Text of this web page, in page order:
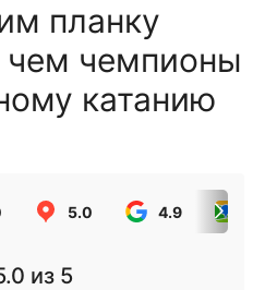
планку
чем чемпионы
катанию
5.0 4.9
из 5